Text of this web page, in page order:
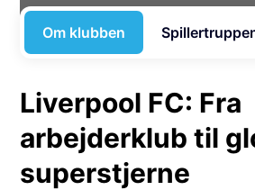
Om klubben
Liverpool FC: Fra
arbejderklub til
superstjerne